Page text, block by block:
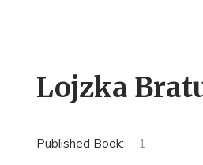
Lojzka
Published Book: 1